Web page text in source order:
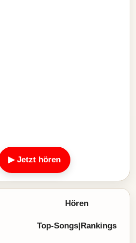
▶ Jetzt hören
Hören
Top-Songs|Rankings